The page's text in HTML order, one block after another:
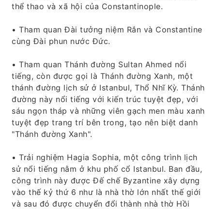
thể thao và xã hội của Constantinople.
• Tham quan Đài tưởng niệm Rắn và Constantine
cùng Đài phun nước Đức.
• Tham quan Thánh đường Sultan Ahmed nổi
tiếng, còn được gọi là Thánh đường Xanh, một
thánh đường lịch sử ở Istanbul, Thổ Nhĩ Kỳ. Thánh
đường này nổi tiếng với kiến ​​trúc tuyệt đẹp, với
sáu ngọn tháp và những viên gạch men màu xanh
tuyệt đẹp trang trí bên trong, tạo nên biệt danh
"Thánh đường Xanh".
• Trải nghiệm Hagia Sophia, một công trình lịch
sử nổi tiếng nằm ở khu phố cổ Istanbul. Ban đầu,
công trình này được Đế chế Byzantine xây dựng
vào thế kỷ thứ 6 như là nhà thờ lớn nhất thế giới
và sau đó được chuyển đổi thành nhà thờ Hồi